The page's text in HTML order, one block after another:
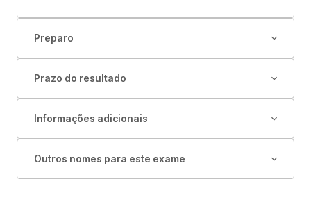
Preparo
Prazo do resultado
Informações adicionais
Outros nomes para este exame